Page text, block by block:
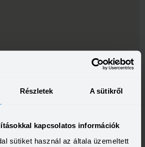
Részletek A sütikről
kapcsolatos információk
sütiket használ az általa üzemeltett